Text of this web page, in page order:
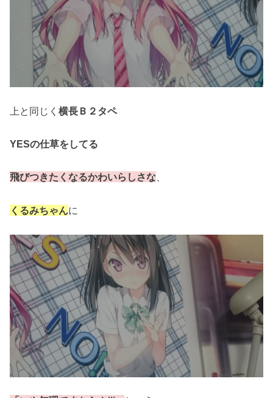
上と同じく横長Ｂ２タペ
YESの仕草をしてる
飛びつきたくなるかわいらしさな
くるみちゃんに